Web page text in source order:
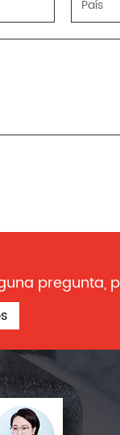
pregunta,